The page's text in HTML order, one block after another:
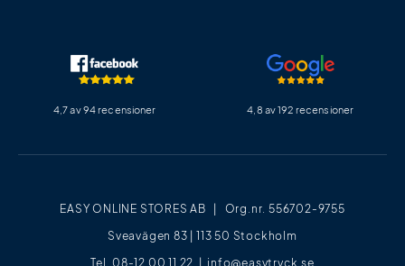
EASY ONLINE STORES AB | Org.nr. 556702-9755
Sveavägen 83 | 113 50 Stockholm
Tel. 08-12 00 11 22 | info@easytryck.se
4,7 av 94 recensioner 4,8 av 192 recensioner